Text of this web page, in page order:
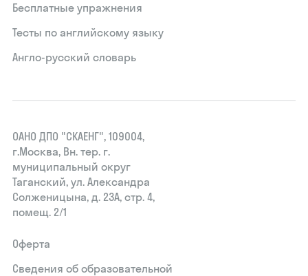
Бесплатные упражнения
Тесты по английскому языку
Англо-русский словарь
ОАНО ДПО "СКАЕНГ", 109004,
г.Москва, Вн. тер. г.
муниципальный округ
Таганский, ул. Александра
Солженицына, д. 23А, стр. 4,
помещ. 2/1
Оферта
Сведения об образовательной